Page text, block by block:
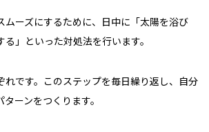
ムーズにするために、日中に「太陽を浴び
」といった対処法を行います。
れです。このステップを毎日繰り返し、自分
ーンをつくります。